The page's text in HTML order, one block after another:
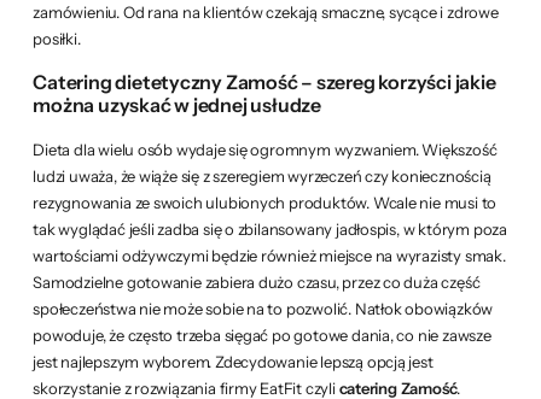
zamówieniu. Od rana na klientów czekają smaczne, sycące i zdrowe
posiłki.
Catering dietetyczny Zamość – szereg korzyści jakie
można uzyskać w jednej usłudze
Dieta dla wielu osób wydaje się ogromnym wyzwaniem. Większość
ludzi uważa, że wiąże się z szeregiem wyrzeczeń czy koniecznością
rezygnowania ze swoich ulubionych produktów. Wcale nie musi to
tak wyglądać jeśli zadba się o zbilansowany jadłospis, w którym poza
wartościami odżywczymi będzie również miejsce na wyrazisty smak.
Samodzielne gotowanie zabiera dużo czasu, przez co duża część
społeczeństwa nie może sobie na to pozwolić. Natłok obowiązków
powoduje, że często trzeba sięgać po gotowe dania, co nie zawsze
jest najlepszym wyborem. Zdecydowanie lepszą opcją jest
skorzystanie z rozwiązania firmy EatFit czylicatering Zamość.